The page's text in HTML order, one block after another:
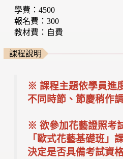
學費：4500
報名費：300
教材費：自費
課程說明
※ 課程主題依學員進
不同時節、節慶稍作
※ 欲參加花藝證照考
「歐式花藝基礎班」
決定是否具備考試資